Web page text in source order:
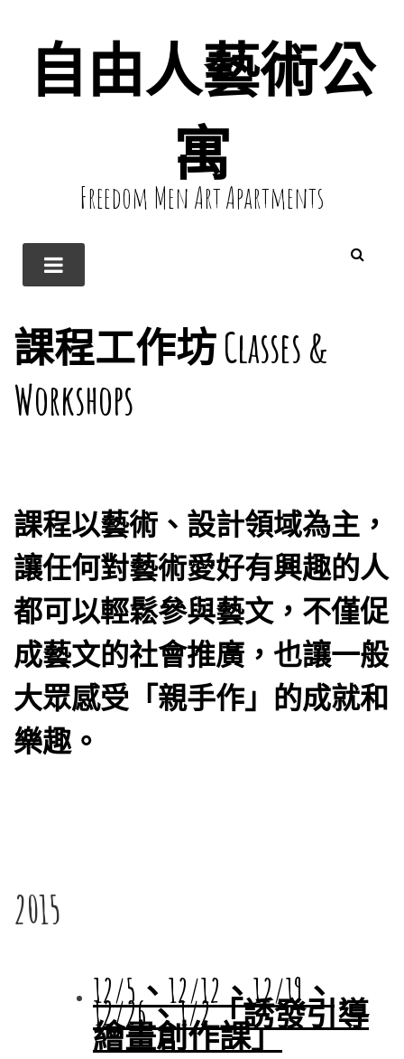
自由人藝術公
寓
Freedom Men Art Apartments
課程工作坊 Classes &
Workshops
課程以藝術、設計領域為主，
讓任何對藝術愛好有興趣的人
都可以輕鬆參與藝文，不僅促
成藝文的社會推廣，也讓一般
大眾感受「親手作」的成就和
樂趣。
2015
12/5、12/12、12/19、
12/26、1/2「誘發引導
繪畫創作課」